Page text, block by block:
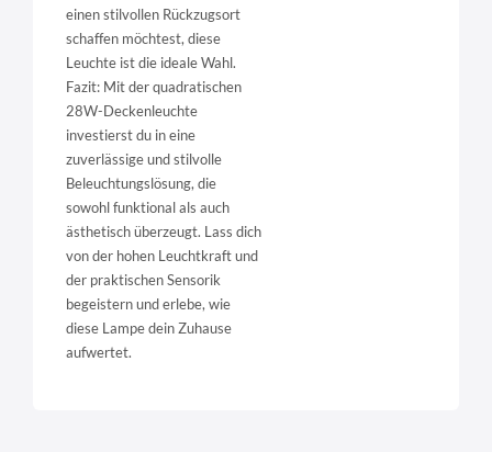
einen stilvollen Rückzugsort
schaffen möchtest, diese
Leuchte ist die ideale Wahl.
Fazit: Mit der quadratischen
28W-Deckenleuchte
investierst du in eine
zuverlässige und stilvolle
Beleuchtungslösung, die
sowohl funktional als auch
ästhetisch überzeugt. Lass dich
von der hohen Leuchtkraft und
der praktischen Sensorik
begeistern und erlebe, wie
diese Lampe dein Zuhause
aufwertet.